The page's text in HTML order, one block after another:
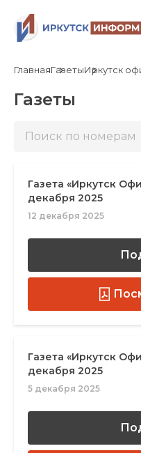
ГлавнаяГазетыИркутск
Газеты
Газета «Иркутск
декабря 2025
12 декабря 2025
Газета «Иркутск
декабря 2025
5 декабря 2025